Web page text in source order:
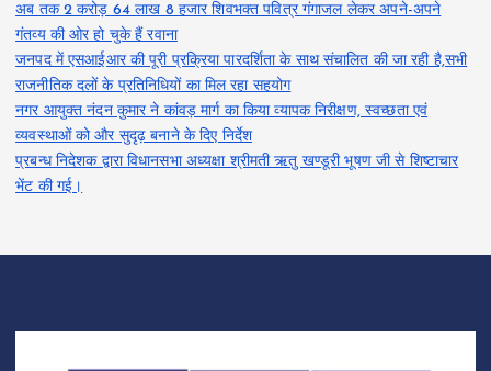
अब तक 2 करोड़ 64 लाख 8 हजार शिवभक्त पवित्र गंगाजल लेकर अपने-अपने
गंतव्य की ओर हो चुके हैं रवाना
जनपद में एसआईआर की पूरी प्रक्रिया पारदर्शिता के साथ संचालित की जा रही है,सभी
राजनीतिक दलों के प्रतिनिधियों का मिल रहा सहयोग
नगर आयुक्त नंदन कुमार ने कांवड़ मार्ग का किया व्यापक निरीक्षण, स्वच्छता एवं
व्यवस्थाओं को और सुदृढ़ बनाने के दिए निर्देश
प्रबन्ध निदेशक द्वारा विधानसभा अध्यक्षा श्रीमती ऋतु खण्डूरी भूषण जी से शिष्टाचार
भेंट की गई।